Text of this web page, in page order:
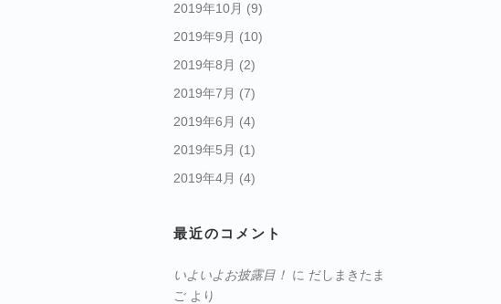
2019年10月 (9)
2019年9月 (10)
2019年8月 (2)
2019年7月 (7)
2019年6月 (4)
2019年5月 (1)
2019年4月 (4)
最近のコメント
いよいよお披露目！ に だしまきたま
ご より